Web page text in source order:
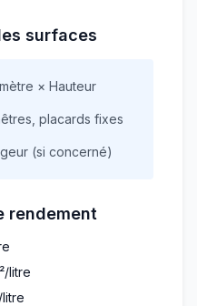
surfaces
× Hauteur
placards fixes
(si concerné)
rendement
litre